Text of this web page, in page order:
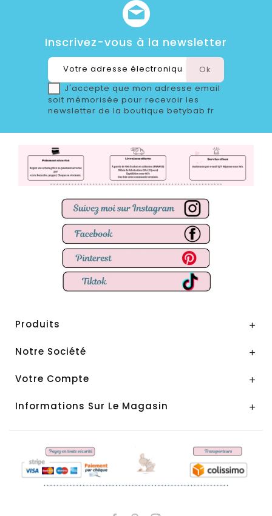
Inscrivez-vous à la newsletter
J'accepte que mon adresse email
soit mémorisée pour recevoir les
newsletter de la boutique betybab.fr
Produits 
Notre Société 
Votre Compte 
Informations Sur Le Magasin 